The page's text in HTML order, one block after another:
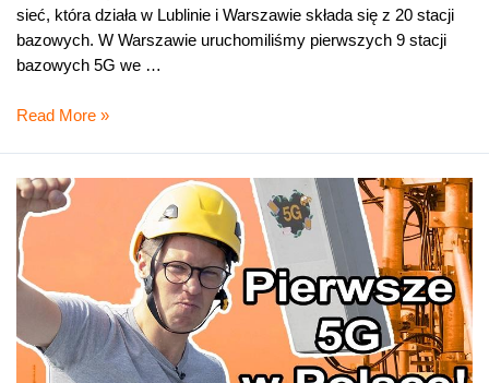
sieć, która działa w Lublinie i Warszawie składa się z 20 stacji
bazowych. W Warszawie uruchomiliśmy pierwszych 9 stacji
bazowych 5G we …
Testy
Orange
Polska
trwają
nadal
Read More »